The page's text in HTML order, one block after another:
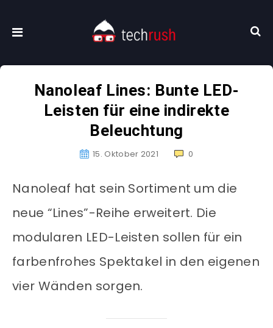
Nanoleaf Lines: Bunte LED-
Leisten für eine indirekte
Beleuchtung
15. Oktober 2021 0
Nanoleaf hat sein Sortiment um die
neue “Lines”-Reihe erweitert. Die
modularen LED-Leisten sollen für ein
farbenfrohes Spektakel in den eigenen
vier Wänden sorgen.